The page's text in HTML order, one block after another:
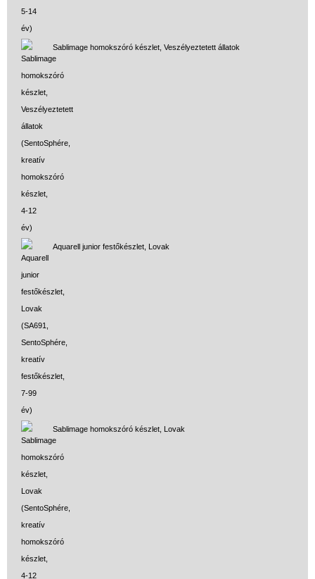
Sablimage homokszóró készlet, Veszélyeztetett állatok
Aquarell junior festőkészlet, Lovak
Sablimage homokszóró készlet, Lovak